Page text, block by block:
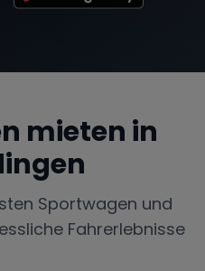
mieten in
Sportwagen und
Fahrerlebnisse